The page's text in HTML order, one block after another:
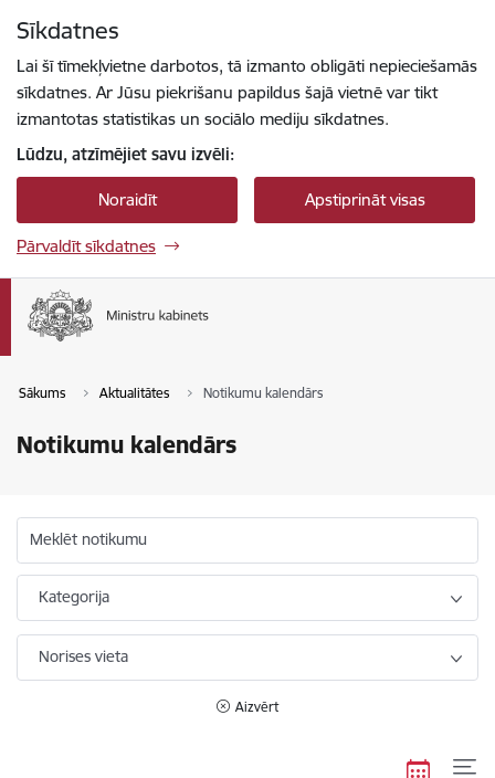
Sīkdatnes
Lai šī tīmekļvietne darbotos, tā izmanto obligāti nepieciešamās
sīkdatnes. Ar Jūsu piekrišanu papildus šajā vietnē var tikt
izmantotas statistikas un sociālo mediju sīkdatnes.
Lūdzu, atzīmējiet savu izvēli:
Noraidīt Apstiprināt visas
Pārvaldīt sīkdatnes
Sākums Aktualitātes Notikumu kalendārs
Notikumu kalendārs
Meklēt notikumu
Kategorija
Norises vieta
Aizvērt